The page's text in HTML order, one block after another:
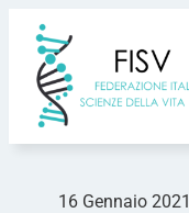
contenuto
16 Gennaio 2021